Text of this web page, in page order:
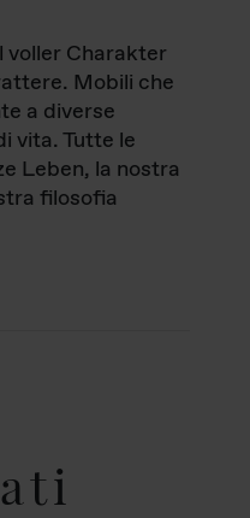
voller Charakter
Mobili che
a diverse
vita. Tutte le
Leben, la nostra
filosofia